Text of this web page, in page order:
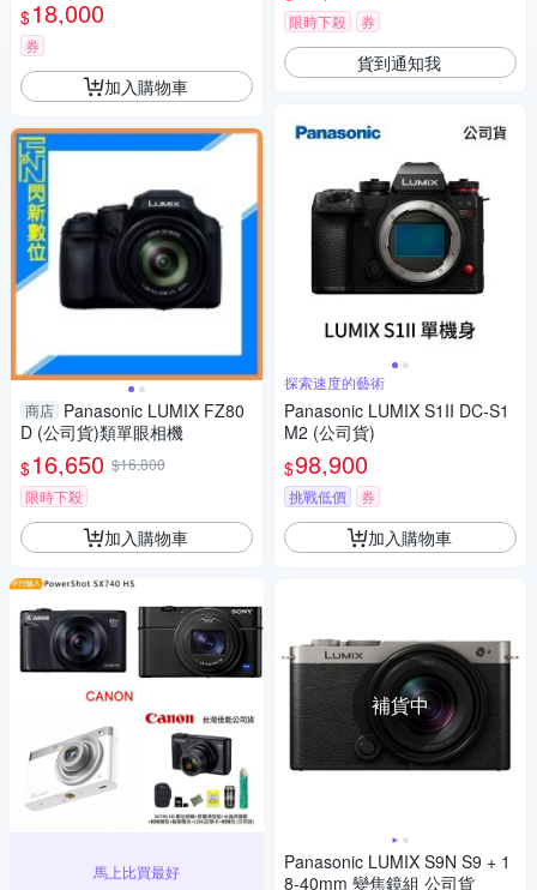
瑪 HD-100C電子除濕卡 FZ80
D (公司貨)
$18,000
券
加入購物車
商店 Panasonic LUMIX FZ80
D (公司貨)類單眼相機
$16,650 $16,800
限時下殺
加入購物車
馬上比買最好
限時下殺
券
貨到通知我
探索速度的藝術
Panasonic LUMIX S1II DC-S1
M2 (公司貨)
$98,900
挑戰低價 券
加入購物車
補貨中
Panasonic LUMIX S9N S9 + 1
8-40mm 變焦鏡組 公司貨